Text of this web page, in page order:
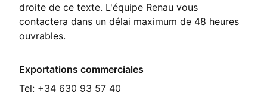
droite de ce texte. L'équipe Renau vous
contactera dans un délai maximum de 48 heures
ouvrables.
Exportations commerciales
Tel: +34 630 93 57 40